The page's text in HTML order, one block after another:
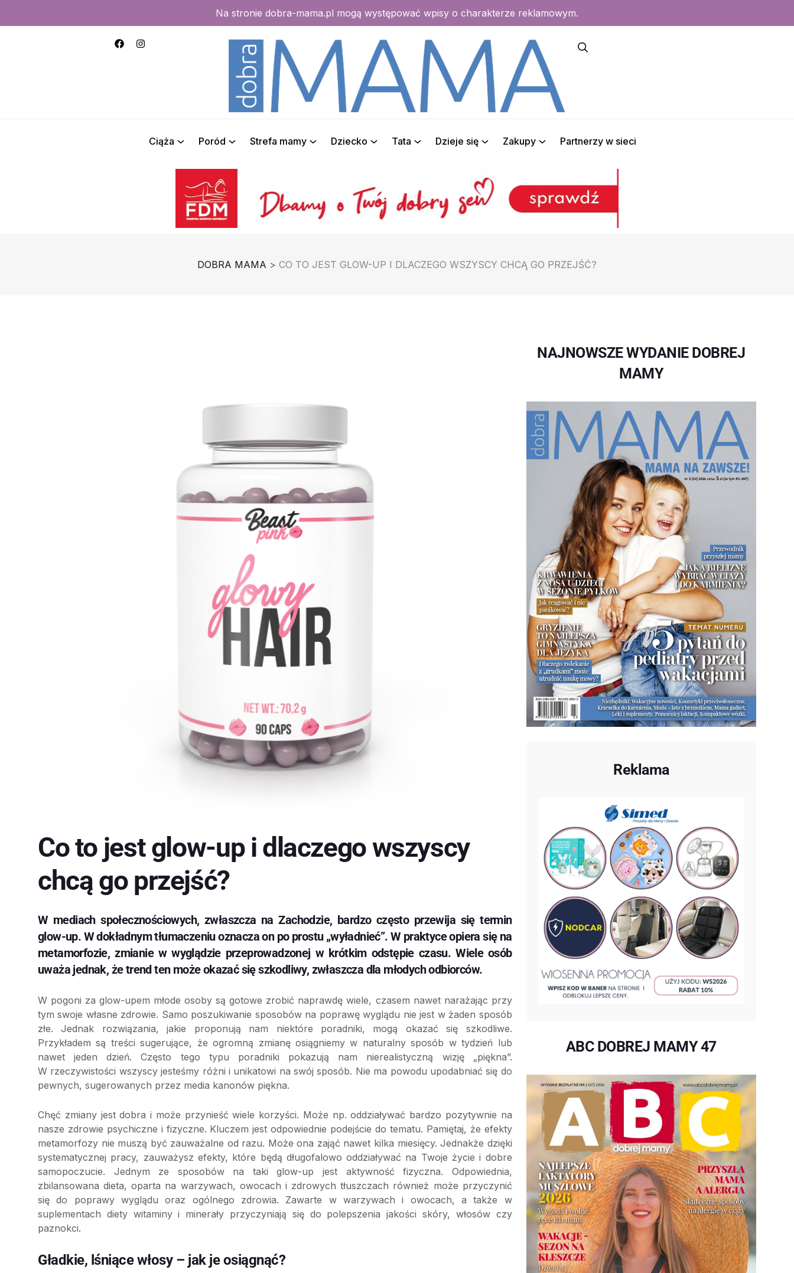
Na stronie dobra-mama.pl mogą występować wpisy o charakterze reklamowym.
Ciąża Poród Strefa mamy Dziecko Tata Dzieje się Zakupy Partnerzy w sieci
DOBRA MAMA > CO TO JEST GLOW-UP I DLACZEGO WSZYSCY CHCĄ GO PRZEJŚĆ?
Co to jest glow-up i dlaczego wszyscy
chcą go przejść?
W mediach społecznościowych, zwłaszcza na Zachodzie, bardzo często przewija się termin
glow-up. W dokładnym tłumaczeniu oznacza on po prostu „wyładnieć”. W praktyce opiera się na
metamorfozie, zmianie w wyglądzie przeprowadzonej w krótkim odstępie czasu. Wiele osób
uważa jednak, że trend ten może okazać się szkodliwy, zwłaszcza dla młodych odbiorców.
W pogoni za glow-upem młode osoby są gotowe zrobić naprawdę wiele, czasem nawet narażając przy
tym swoje własne zdrowie. Samo poszukiwanie sposobów na poprawę wyglądu nie jest w żaden sposób
złe. Jednak rozwiązania, jakie proponują nam niektóre poradniki, mogą okazać się szkodliwe.
Przykładem są treści sugerujące, że ogromną zmianę osiągniemy w naturalny sposób w tydzień lub
nawet jeden dzień. Często tego typu poradniki pokazują nam nierealistyczną wizję „piękna”.
W rzeczywistości wszyscy jesteśmy różni i unikatowi na swój sposób. Nie ma powodu upodabniać się do
pewnych, sugerowanych przez media kanonów piękna.
Chęć zmiany jest dobra i może przynieść wiele korzyści. Może np. oddziaływać bardzo pozytywnie na
nasze zdrowie psychiczne i fizyczne. Kluczem jest odpowiednie podejście do tematu. Pamiętaj, że efekty
metamorfozy nie muszą być zauważalne od razu. Może ona zająć nawet kilka miesięcy. Jednakże dzięki
systematycznej pracy, zauważysz efekty, które będą długofalowo oddziaływać na Twoje życie i dobre
samopoczucie. Jednym ze sposobów na taki glow-up jest aktywność fizyczna. Odpowiednia,
zbilansowana dieta, oparta na warzywach, owocach i zdrowych tłuszczach również może przyczynić
się do poprawy wyglądu oraz ogólnego zdrowia. Zawarte w warzywach i owocach, a także w
suplementach diety witaminy i minerały przyczyniają się do polepszenia jakości skóry, włosów czy
paznokci.
Gładkie, lśniące włosy – jak je osiągnąć?
NAJNOWSZE WYDANIE DOBREJ
MAMY
Reklama
ABC DOBREJ MAMY 47